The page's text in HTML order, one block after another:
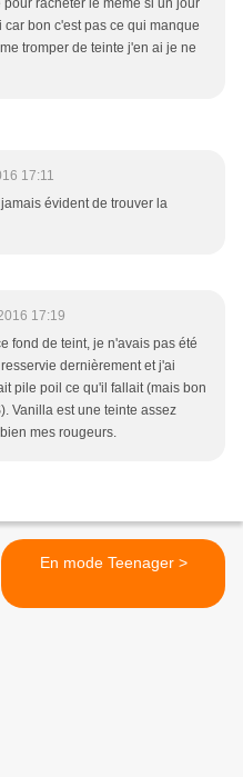
racheter le même si un jour
bon c'est pas ce qui manque
tromper de teinte j'en ai je ne
17:11
évident de trouver la
17:19
fond de teint, je n'avais pas été
dernièrement et j'ai
pile poil ce qu'il fallait (mais bon
Vanilla est une teinte assez
mes rougeurs.
En mode Teenager >